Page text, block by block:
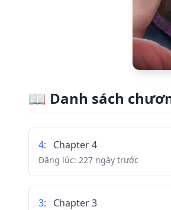
📖 Danh sách
4: Chapter 4
Đăng lúc: 227 ngày trước
3: Chapter 3